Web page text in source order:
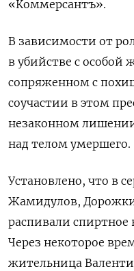
«Коммерсантъ».
В зависимости от
в убийстве с особой
сопряженном с
соучастии в этом
незаконном лишении
над телом умершего.
Установлено, что в
Жамидулов,
распивали спиртное
Через некоторое
жительница